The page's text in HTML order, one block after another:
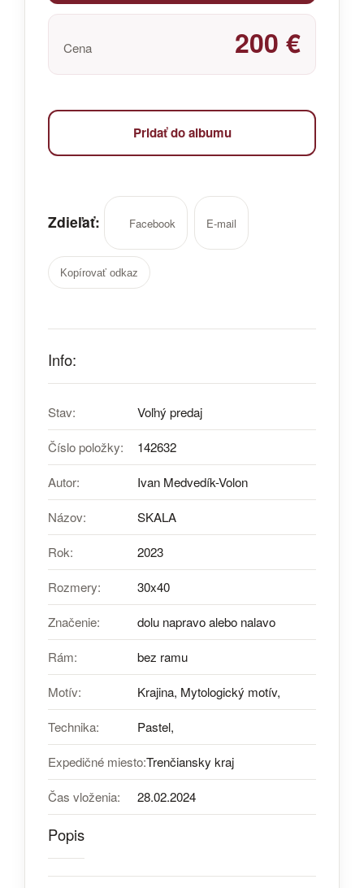
Cena 200 €
Pridať do albumu
Zdieľať: Facebook E-mail
Kopírovať odkaz
Info:
Stav: Voľný predaj
Číslo položky: 142632
Autor: Ivan Medvedík-Volon
Názov: SKALA
Rok: 2023
Rozmery: 30x40
Značenie: dolu napravo alebo nalavo
Rám: bez ramu
Motív: Krajina, Mytologický motív,
Technika: Pastel,
Expedičné miesto:Trenčiansky kraj
Čas vloženia: 28.02.2024
Popis